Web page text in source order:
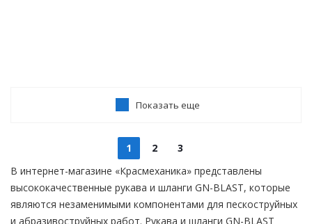
Показать еще
1 2
3
В интернет-магазине «Красмеханика» представлены
высококачественные рукава и шланги GN-BLAST, которые
являются незаменимыми компонентами для пескоструйных
и абразивоструйных работ. Рукава и шланги GN-BLAST